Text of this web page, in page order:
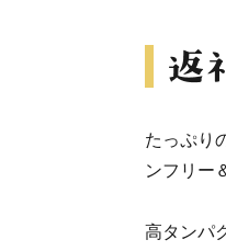
たっぷり
ンフリー
高タンパ